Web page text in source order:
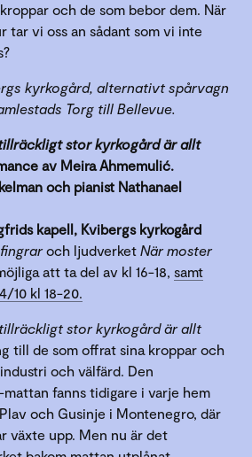
och de som bebor dem. När
tar vi oss an sådant som vi inte
kyrkogård, alternativt spårvagn
Torg till Bellevue.
stor kyrkogård är allt
av Meira Ahmemulić.
och pianist Nathanael
kapell, Kvibergs kyrkogård
och ljudverket När moster
att ta del av kl 16-18, samt
10 kl 18-20.
stor kyrkogård är allt
till de som offrat sina kroppar och
och välfärd. Den
fanns tidigare i varje hem
och Gusinje i Montenegro, där
växte upp. Men nu är det